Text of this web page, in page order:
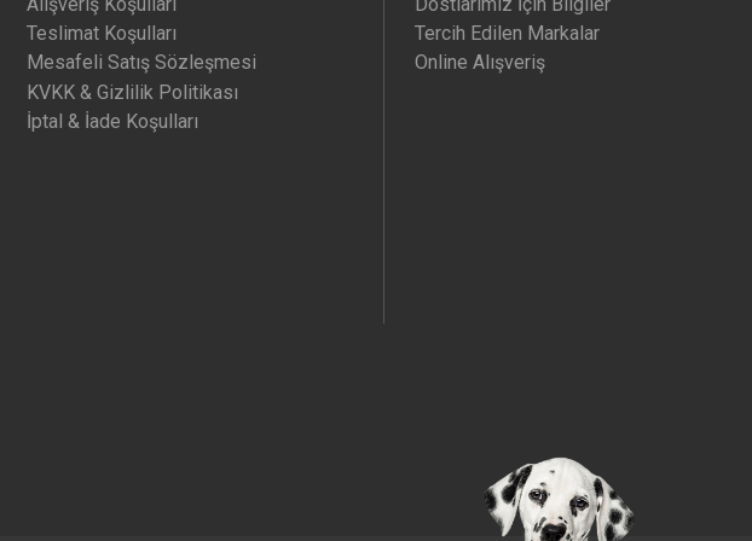
Teslimat Koşulları
Mesafeli Satış Sözleşmesi
KVKK & Gizlilik Politikası
İptal & İade Koşulları
Tercih Edilen Markalar
Online Alışveriş